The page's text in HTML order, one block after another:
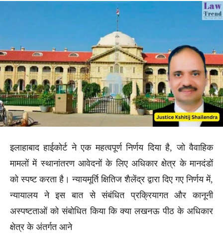
इलाहाबाद हाईकोर्ट ने एक महत्वपूर्ण निर्णय दिया है, जो वैवाहिक
मामलों में स्थानांतरण आवेदनों के लिए अधिकार क्षेत्र के मानदंडों
को स्पष्ट करता है। न्यायमूर्ति क्षितिज शैलेंद्र द्वारा दिए गए निर्णय में,
न्यायालय ने इस बात से संबंधित प्रक्रियागत और कानूनी
अस्पष्टताओं को संबोधित किया कि क्या लखनऊ पीठ के अधिकार
क्षेत्र के अंतर्गत आने